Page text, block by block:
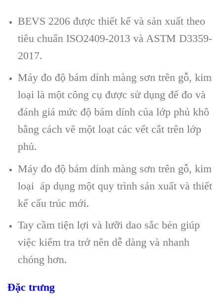
BEVS 2206 được thiết kế và sản xuất theo
tiêu chuẩn ISO2409-2013 và ASTM D3359-
2017.
Máy đo độ bám dính màng sơn trên gỗ, kim
loại là một công cụ được sử dụng để đo và
đánh giá mức độ bám dính của lớp phủ khô
bằng cách vẽ một loạt các vết cắt trên lớp
phủ.
Máy đo độ bám dính màng sơn trên gỗ, kim
loại áp dụng một quy trình sản xuất và thiết
kế cấu trúc mới.
Tay cầm tiện lợi và lưỡi dao sắc bén giúp
việc kiểm tra trở nên dễ dàng và nhanh
chóng hơn.
Đặc trưng